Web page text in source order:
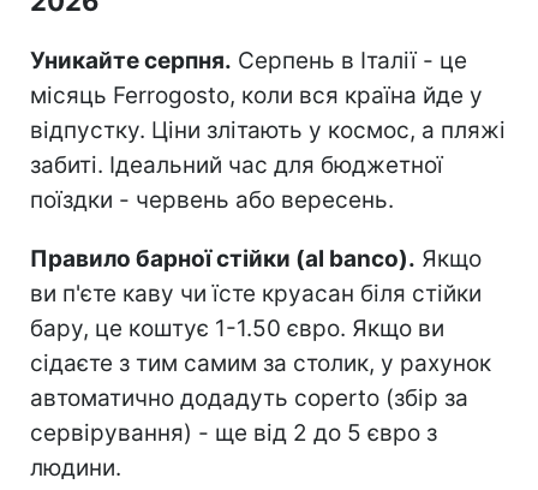
Уникайте серпня. Серпень в Італії - це
місяць Ferrogosto, коли вся країна йде у
відпустку. Ціни злітають у космос, а пляжі
забиті. Ідеальний час для бюджетної
поїздки - червень або вересень.
Правило барної стійки (al banco). Якщо
ви п'єте каву чи їсте круасан біля стійки
бару, це коштує 1-1.50 євро. Якщо ви
сідаєте з тим самим за столик, у рахунок
автоматично додадуть coperto (збір за
сервірування) - ще від 2 до 5 євро з
людини.